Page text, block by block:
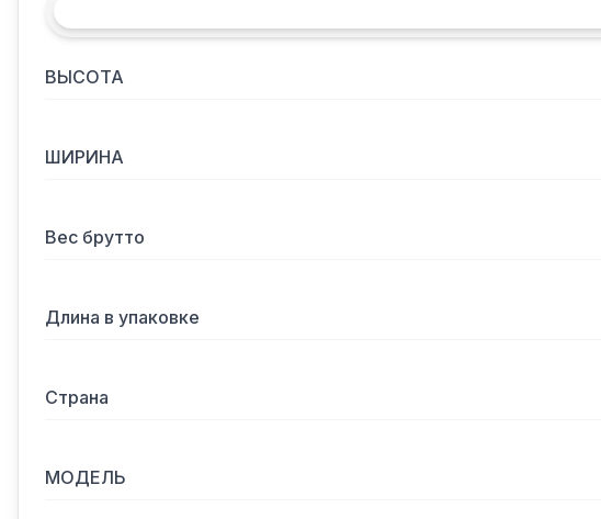
ВЫСОТА
ШИРИНА
Вес брутто
Длина в упаковке
Страна
МОДЕЛЬ